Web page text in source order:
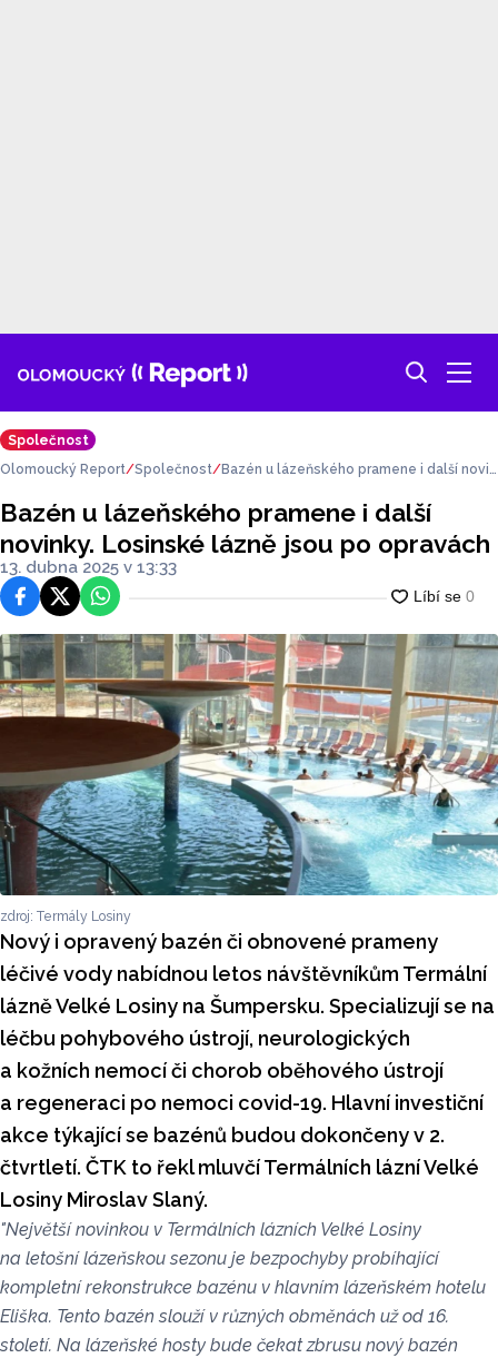
Společnost
Olomoucký Report Společnost
Bazén u lázeňského pramene i další novin
Bazén u lázeňského pramene i další
novinky. Losinské lázně jsou po opravách
13. dubna 2025 v 13:33
FacebookPlatforma X
WhatsApp
zdroj: Termály Losiny
Nový i opravený bazén či obnovené prameny
léčivé vody nabídnou letos návštěvníkům Termální
lázně Velké Losiny na Šumpersku. Specializují se na
léčbu pohybového ústrojí, neurologických
a kožních nemocí či chorob oběhového ústrojí
a regeneraci po nemoci covid-19. Hlavní investiční
akce týkající se bazénů budou dokončeny v 2.
čtvrtletí. ČTK to řekl mluvčí Termálních lázní Velké
Losiny Miroslav Slaný.
"Největší novinkou v Termálních lázních Velké Losiny
na letošní lázeňskou sezonu je bezpochyby probíhající
kompletní rekonstrukce bazénu v hlavním lázeňském hotelu
Eliška. Tento bazén slouží v různých obměnách už od 16.
století. Na lázeňské hosty bude čekat zbrusu nový bazén